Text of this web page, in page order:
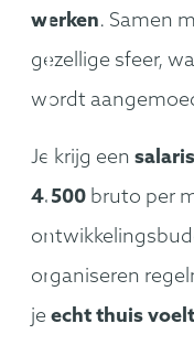
werken. Samen
gezellige sfeer,
wordt
Je krijg een
4.500 bruto per
organiseren
je echt thuis voelt